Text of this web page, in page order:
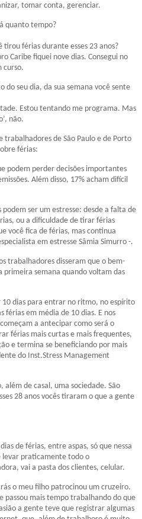
tomar conta, gerenciar.
quanto tempo?
tirou férias durante esses 23 anos?
Caribe fiquei nove dias. Consegui no
curso.
seu dia, da sua semana você sente
Estou tentando me programa. Mas
não.
trabalhadores de São Paulo e de Porto
férias:
podem perder decisões importantes
Além disso, 17% acham difícil
ser um estresse: desde a falta de
ou a dificuldade de tirar férias
você fica de férias, mas continua
em estresse Sâmia Simurro -.
trabalhadores disseram que o bem-
semana quando voltam das
10 dias para entrar no ritmo, no espírito
férias em média de 10 dias. E nos
a antecipar como será o
férias mais curtas e mais frequentes,
e termina se beneficiando por mais
do Inst.Stress Management
de casal, uma sociedade. São
28 anos vocês tiraram o que a gente
de férias, entre aspas, só que nessa
praticamente todo o
vai a pasta dos clientes, celular.
o meu filho patrocinou um cruzeiro.
passou mais tempo trabalhando do que
a gente teve que registrar algumas